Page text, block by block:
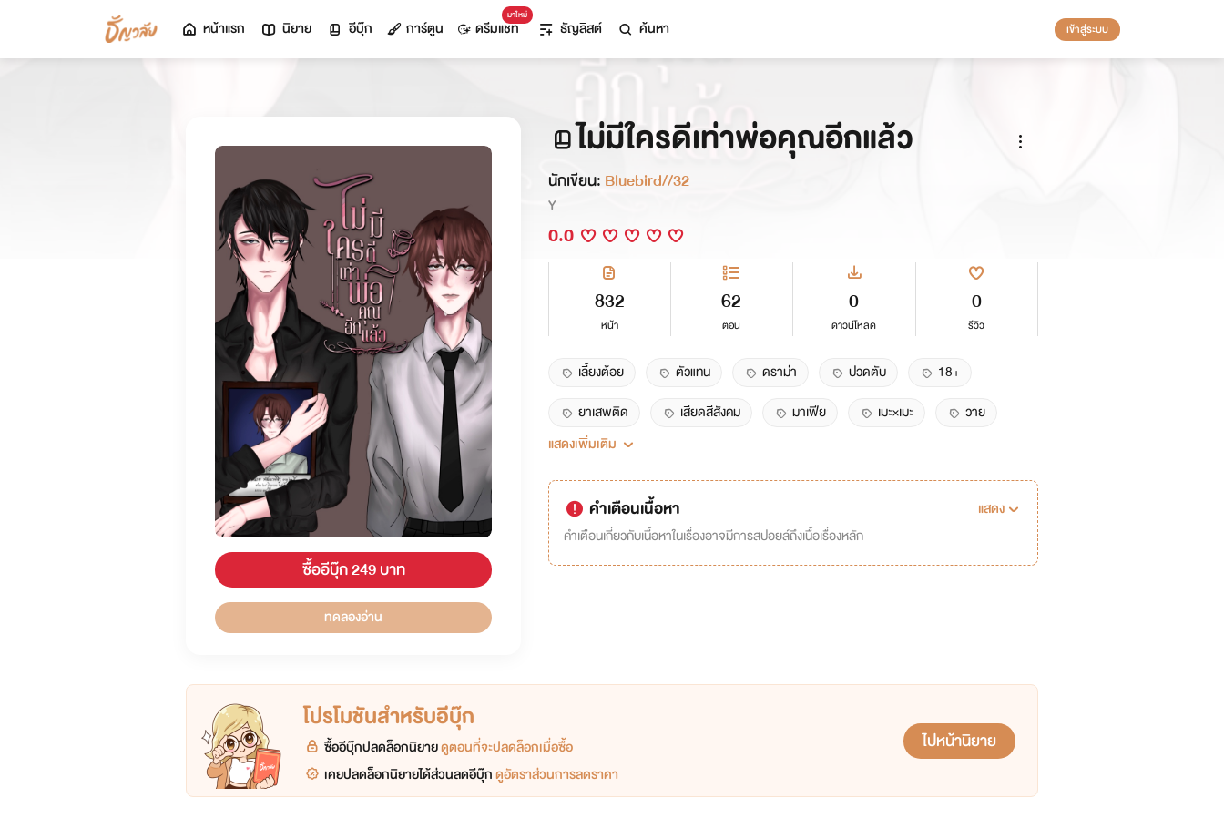
หน้าแรก นิยาย อีบุ๊ก การ์ตูน
มาใหม่
ดรีมแชท ธัญลิสต์ ค้นหา เข้าสู่ระบบ
ซื้ออีบุ๊ก 249 บาท
ทดลองอ่าน
ไม่มีใครดีเท่าพ่อคุณอีกแล้ว
นักเขียน: Bluebird//32
Y
0.0
832
หน้า
62
ตอน
0
ดาวน์โหลด
0
รีวิว
เลี้ยงต้อย ตัวแทน ดราม่า ปวดตับ
18+
ยาเสพติด
เสียดสีสังคม มาเฟีย เมะ×เมะ
วาย
ปัจจุบัน
แสดงเพิ่มเติม
คำเตือนเนื้อหา
แสดง
คำเตือนเกี่ยวกับเนื้อหาในเรื่องอาจมีการสปอยล์ถึงเนื้อเรื่องหลัก
โปรโมชันสำหรับอีบุ๊ก
ซื้ออีบุ๊กปลดล็อกนิยายดูตอนที่จะปลดล็อกเมื่อซื้อ
เคยปลดล็อกนิยายได้ส่วนลดอีบุ๊กดูอัตราส่วนการลดราคา
ไปหน้านิยาย